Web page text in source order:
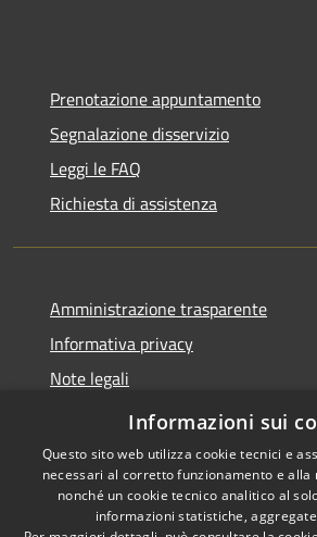
Prenotazione appuntamento
Segnalazione disservizio
Leggi le FAQ
Richiesta di assistenza
Amministrazione trasparente
Informativa privacy
Note legali
Dichiarazione di accessibilità
Informazioni sui
Questo sito web utilizza cookie tecnici e
necessari al corretto funzionamento e alla
nonché un cookie tecnico analitico al
informazioni statistiche,